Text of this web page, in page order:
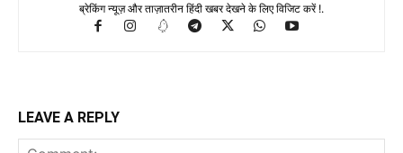
ब्रेकिंग न्यूज़ और ताज़ातरीन हिंदी खबर देखने के लिए विजिट करें !.
LEAVE A REPLY